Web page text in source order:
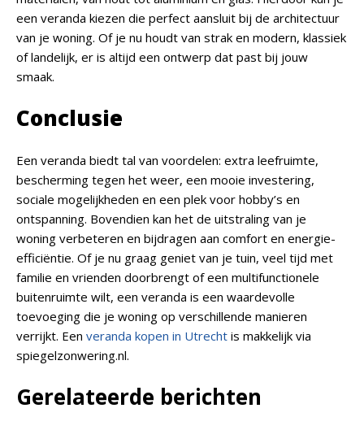
een veranda kiezen die perfect aansluit bij de architectuur
van je woning. Of je nu houdt van strak en modern, klassiek
of landelijk, er is altijd een ontwerp dat past bij jouw
smaak.
Conclusie
Een veranda biedt tal van voordelen: extra leefruimte,
bescherming tegen het weer, een mooie investering,
sociale mogelijkheden en een plek voor hobby’s en
ontspanning. Bovendien kan het de uitstraling van je
woning verbeteren en bijdragen aan comfort en energie-
efficiëntie. Of je nu graag geniet van je tuin, veel tijd met
familie en vrienden doorbrengt of een multifunctionele
buitenruimte wilt, een veranda is een waardevolle
toevoeging die je woning op verschillende manieren
verrijkt. Een veranda kopen in Utrecht is makkelijk via
spiegelzonwering.nl.
Gerelateerde berichten